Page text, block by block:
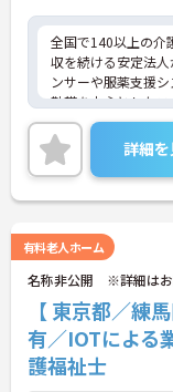
全国で140以上の介
収を続ける安定法
ンサーや服薬支援
勤帯を中心とした
しています。独自
的な研修制度や資格
られるほか、施設
ひとりの希望に合
ます。住宅手当や
ステージが変化し
続けられる環境が整
★おすすめPOINT★
【ICT設備の導入で
す】
・見守りセンサーや
帯の業務を設備でサ
詳細
有料老人ホーム
名称非公開 ※詳細はお
【 東京都／練
有／IOTによる
護福祉士